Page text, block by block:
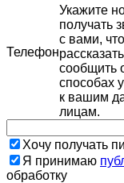
Телефон
Укажите
получать
с вами,
сообщить
способах
к вашим
лицам.
Хочу получать
Я принимаю
обработку